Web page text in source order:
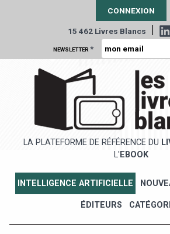
CONNEXION
15 462 Livres Blancs |
NEWSLETTER *
LA PLATEFORME DE RÉFÉRENCE DU
L' EBOOK
INTELLIGENCE ARTIFICIELLE
ÉDITEURS